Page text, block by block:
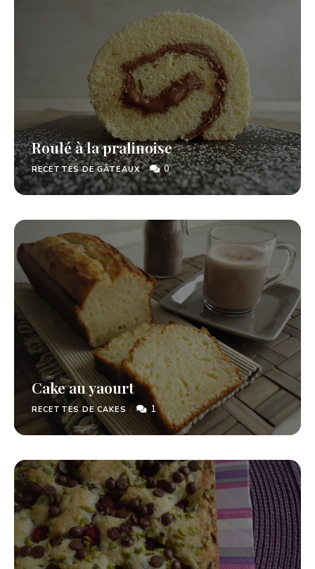
Roulé à la pralinoise
RECETTES DE GÂTEAUX 0
Cake au yaourt
RECETTES DE CAKES 1